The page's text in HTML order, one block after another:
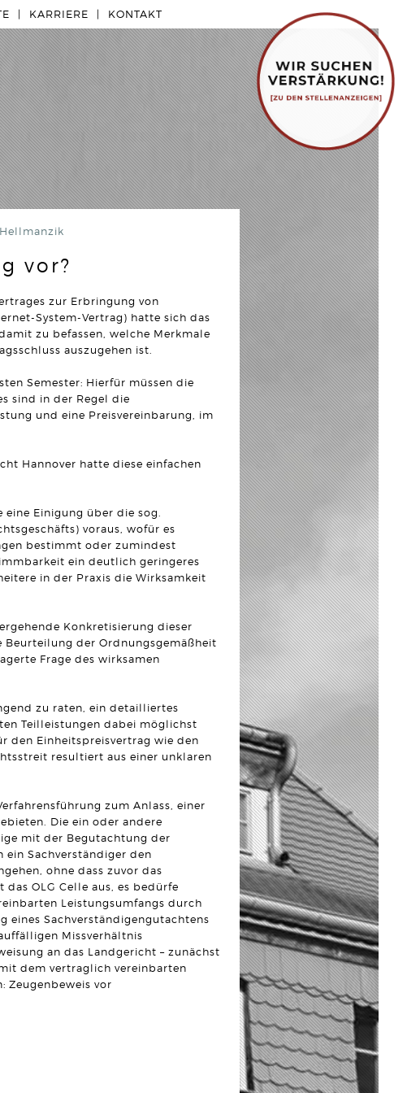
vor?
zur Erbringung von
System-Vertrag) hatte sich das
zu befassen, welche Merkmale
auszugehen ist.
Semester: Hierfür müssen die
sind in der Regel die
und eine Preisvereinbarung, im
Hannover hatte diese einfachen
eine Einigung über die sog.
voraus, wofür es
bestimmt oder zumindest
ein deutlich geringeres
in der Praxis die Wirksamkeit
Konkretisierung dieser
Beurteilung der Ordnungsgemäßheit
Frage des wirksamen
zu raten, ein detailliertes
Teilleistungen dabei möglichst
den Einheitspreisvertrag wie den
resultiert aus einer unklaren
zum Anlass, einer
Die ein oder andere
mit der Begutachtung der
ein Sachverständiger den
ohne dass zuvor das
OLG Celle aus, es bedürfe
Leistungsumfangs durch
eines Sachverständigengutachtens
Missverhältnis
an das Landgericht – zunächst
dem vertraglich vereinbarten
Zeugenbeweis vor
KARRIERE KONTAKT